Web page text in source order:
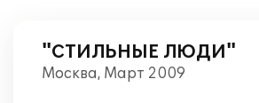
"СТИЛЬНЫЕ ЛЮДИ"
Москва, Март 2009